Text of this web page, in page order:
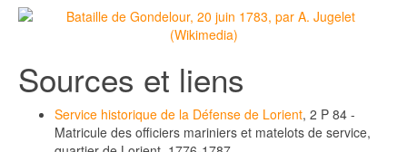
Sources et liens
Service historique de la Défense de Lorient, 2 P 84 -
Matricule des officiers mariniers et matelots de service,